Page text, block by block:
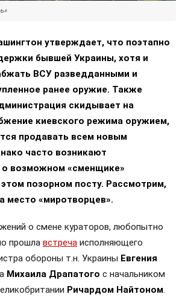
утверждает, что поэтапно
бывшей Украины, хотя и
ВСУ разведданными и
ранее оружие. Также
скидывает на
киевского режима оружием,
продавать всем новым
часто возникают
возможном «сменщике»
позорном посту. Рассмотрим,
место «миротворцев».
о смене кураторов, любопытно
прошла встреча исполняющего
обороны т.н. Украины Евгения
Михаила Драпатого с начальником
Ричардом Найтоном.